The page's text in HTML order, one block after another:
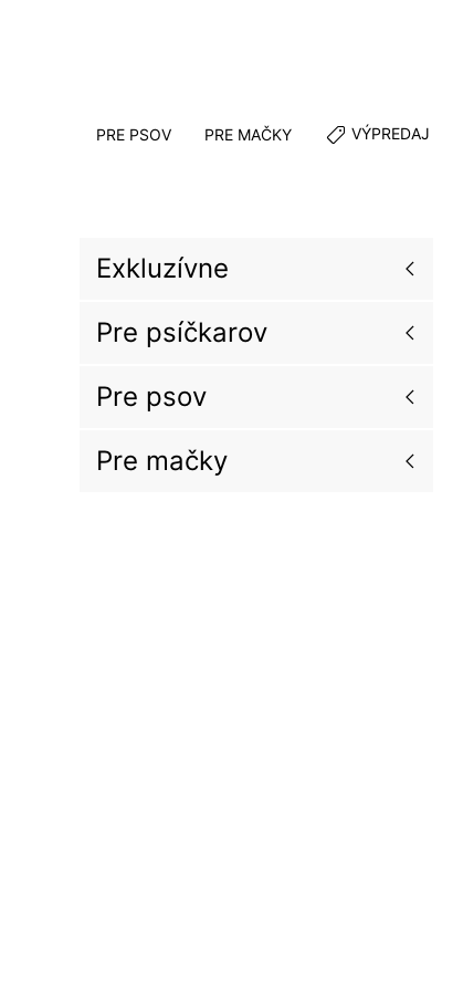
PRE PSOV PRE MAČKY VÝPREDAJ
Exkluzívne
Pre psíčkarov
Pre psov
Pre mačky